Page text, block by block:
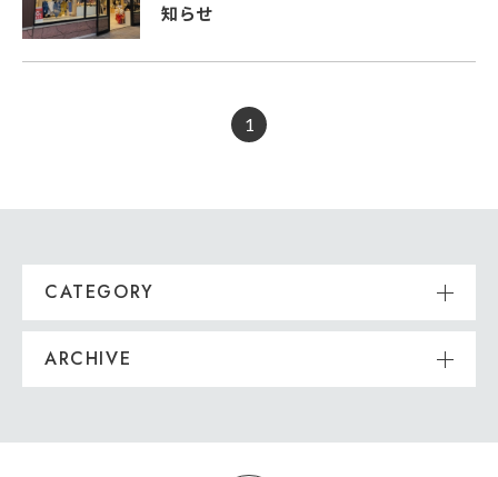
知らせ
1
CATEGORY
ARCHIVE